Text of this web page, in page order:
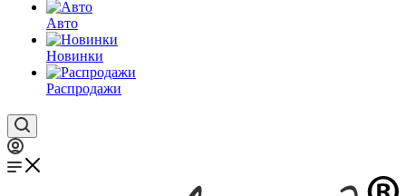
Авто
Новинки
Распродажи